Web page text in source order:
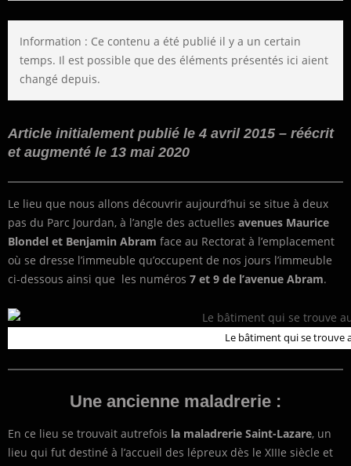
Information : Ce contenu a été publié il y a un certain
temps. Il est possible que des éléments présentés ici aient
changé depuis.
Article initialement publié le 4 avril 2015 – réécrit
et augmenté le 13 mai 2020
Le lieu que nous allons découvrir aujourd’hui se situe à deux
pas du Parc Jourdan, à l’angle des actuelles avenues Maurice
Blondel et Benjamin Abram face au Rectorat à l’emplacement
où se dresse l’immeuble qu’occupent de nos jours l’immeuble
ci-dessous ainsi que les numéros 7 et 9 de l’avenue Abram.
Le bâtiment qui se trouve
Une ancienne maladrerie :
En ce lieu se trouvait autrefois la maladrerie Saint-Lazare, un
lieu qui fut destiné à l’accueil des lépreux dès le XIIIe siècle et